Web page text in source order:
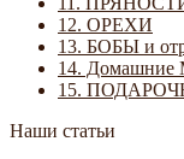
12. ОРЕХИ
13. БОБЫ и
14.
15.
Наши статьи